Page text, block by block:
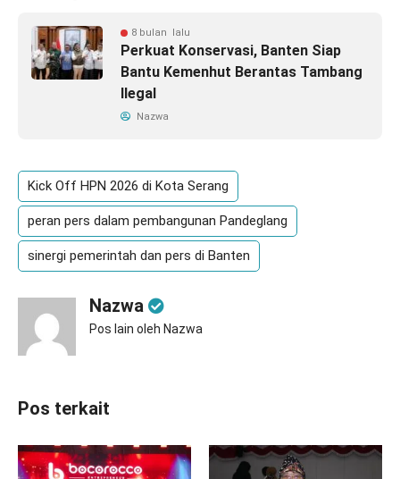
8 bulan lalu
Perkuat Konservasi, Banten Siap
Bantu Kemenhut Berantas Tambang
Ilegal
Nazwa
Kick Off HPN 2026 di Kota Serang
peran pers dalam pembangunan Pandeglang
sinergi pemerintah dan pers di Banten
Nazwa
Pos lain oleh Nazwa
Pos terkait